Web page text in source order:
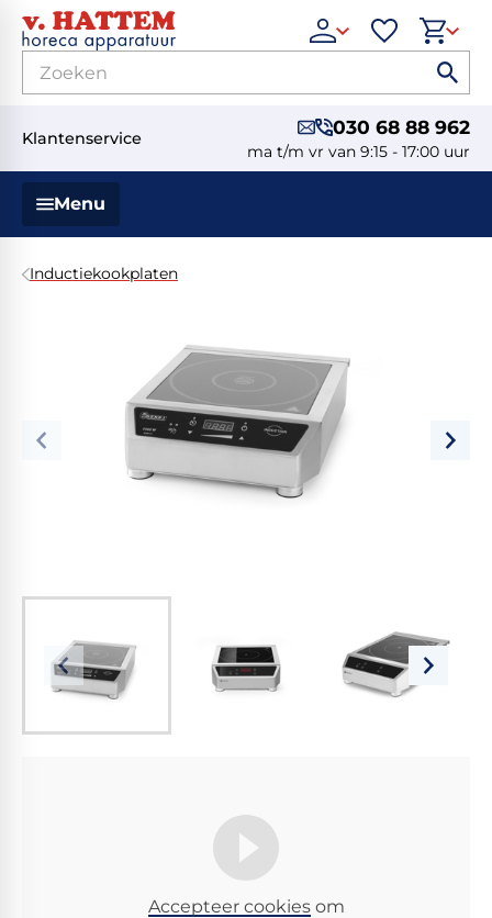
Klantenservice 030 68 88 962
ma t/m vr van 9:15 - 17:00 uur
Menu
Inductiekookplaten
Accepteer cookiesom